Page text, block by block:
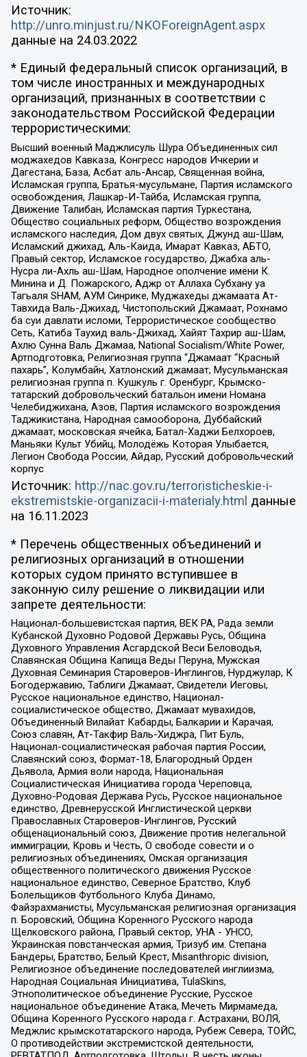
Источник:
http://unro.minjust.ru/NKOForeignAgent.aspx
данные на 24.03.2022
* Единый федеральный список организаций, в
том числе иностранных и международных
организаций, признанных в соответствии с
законодательством Российской Федерации
террористическими:
Высший военный Маджлисуль Шура Объединенных сил
моджахедов Кавказа, Конгресс народов Ичкерии и
Дагестана, База, Асбат аль-Ансар, Священная война,
Исламская группа, Братья-мусульмане, Партия исламского
освобождения, Лашкар-И-Тайба, Исламская группа,
Движение Талибан, Исламская партия Туркестана,
Общество социальных реформ, Общество возрождения
исламского наследия, Дом двух святых, Джунд аш-Шам,
Исламский джихад, Аль-Каида, Имарат Кавказ, АБТО,
Правый сектор, Исламское государство, Джабха аль-
Нусра ли-Ахль аш-Шам, Народное ополчение имени К.
Минина и Д. Пожарского, Аджр от Аллаха Субхану уа
Тагьаля SHAM, АУМ Синрике, Муджахеды джамаата Ат-
Тавхида Валь-Джихад, Чистопольский Джамаат, Рохнамо
ба суи давлати исломи, Террористическое сообщество
Сеть, Катиба Таухид валь-Джихад, Хайят Тахрир аш-Шам,
Ахлю Сунна Валь Джамаа, National Socialism/White Power,
Артподготовка, Религиозная группа “Джамаат “Красный
пахарь”, Колумбайн, Хатлонский джамаат, Мусульманская
религиозная группа п. Кушкуль г. Оренбург, Крымско-
татарский добровольческий батальон имени Номана
Челебиджихана, Азов, Партия исламского возрождения
Таджикистана, Народная самооборона, Дуббайский
джамаат, московская ячейка, Батал-Хаджи Белхороев,
Маньяки Культ Убийц, Молодёжь Которая Улыбается,
Легион Свобода России, Айдар, Русский добровольческий
корпус
Источник: http://nac.gov.ru/terroristicheskie-i-
ekstremistskie-organizacii-i-materialy.html данные
на 16.11.2023
* Перечень общественных объединений и
религиозных организаций в отношении
которых судом принято вступившее в
законную силу решение о ликвидации или
запрете деятельности:
Национал-большевистская партия, ВЕК РА, Рада земли
Кубанской Духовно Родовой Державы Русь, Община
Духовного Управления Асгардской Веси Беловодья,
Славянская Община Капища Веды Перуна, Мужская
Духовная Семинария Староверов-Инглингов, Нурджулар, К
Богодержавию, Таблиги Джамаат, Свидетели Иеговы,
Русское национальное единство, Национал-
социалистическое общество, Джамаат мувахидов,
Объединенный Вилайат Кабарды, Балкарии и Карачая,
Союз славян, Ат-Такфир Валь-Хиджра, Пит Буль,
Национал-социалистическая рабочая партия России,
Славянский союз, Формат-18, Благородный Орден
Дьявола, Армия воли народа, Национальная
Социалистическая Инициатива города Череповца,
Духовно-Родовая Держава Русь, Русское национальное
единство, Древнерусской Инглистической церкви
Православных Староверов-Инглингов, Русский
общенациональный союз, Движение против нелегальной
иммиграции, Кровь и Честь, О свободе совести и о
религиозных объединениях, Омская организация
общественного политического движения Русское
национальное единство, Северное Братство, Клуб
Болельщиков Футбольного Клуба Динамо,
Файзрахманисты, Мусульманская религиозная организация
п. Боровский, Община Коренного Русского народа
Щелковского района, Правый сектор, УНА - УНСО,
Украинская повстанческая армия, Тризуб им. Степана
Бандеры, Братство, Белый Крест, Misanthropic division,
Религиозное объединение последователей инглиизма,
Народная Социальная Инициатива, TulaSkins,
Этнополитическое объединение Русские, Русское
национальное объединение Атака, Мечеть Мирмамеда,
Община Коренного Русского народа г. Астрахани, ВОЛЯ,
Меджлис крымскотатарского народа, Рубеж Севера, ТОЙС,
О противодействии экстремистской деятельности,